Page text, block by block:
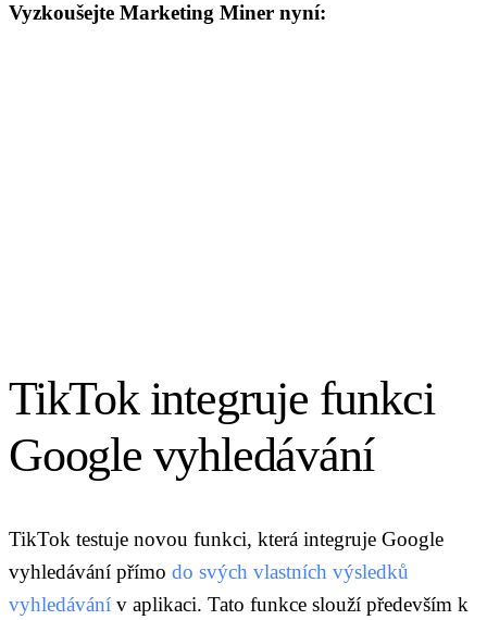
Vyzkoušejte Marketing Miner nyní:
TikTok integruje funkci
Google vyhledávání
TikTok testuje novou funkci, která integruje Google
vyhledávání přímo do svých vlastních výsledků
vyhledávání v aplikaci. Tato funkce slouží především k